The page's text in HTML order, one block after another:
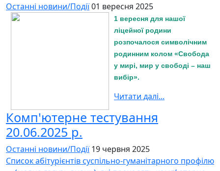
Останні новини/Події01 вересня 2025
1 вересня для нашої
ліцейної родини
розпочалося символічним
родинним колом «Свобода
у мирі, мир у свободі – наш
вибір».
Читати далі...
Комп'ютерне тестування
20.06.2025 р.
Останні новини/Події 19 червня 2025
Список абітурієнтів суспільно-гуманітарного профілю